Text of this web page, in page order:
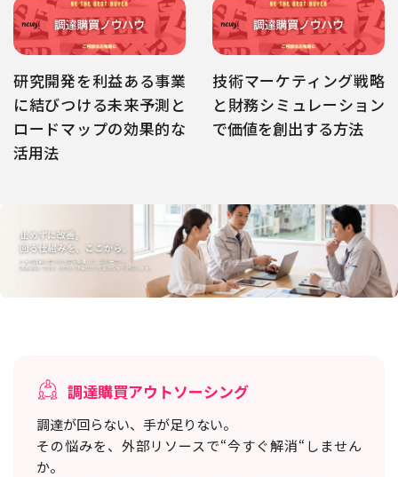
研究開発を利益ある事業
に結びつける未来予測と
ロードマップの効果的な
活用法
技術マーケティング戦略
と財務シミュレーション
で価値を創出する方法
調達購買アウトソーシング
調達が回らない、手が足りない。
その悩みを、外部リソースで“今すぐ解消“しません
か。